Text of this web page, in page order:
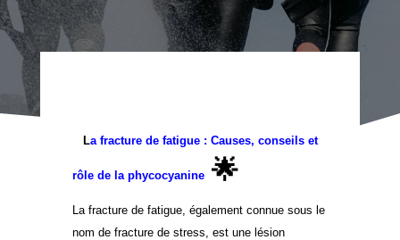
La fracture de fatigue : Causes, conseils et
rôle de la phycocyanine🌟
La fracture de fatigue, également connue sous le
nom de fracture de stress, est une lésion